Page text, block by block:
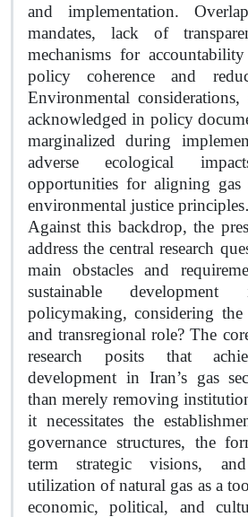
and implementation.
mandates, lack of
mechanisms for
policy coherence and
Environmental
acknowledged in policy
marginalized during
adverse ecological
opportunities for aligning gas
environmental justice principles.
Against this backdrop, the
address the central research
main obstacles and
sustainable
policymaking, considering the
and transregional role? The
research posits that
development in Iran’s gas
than merely removing
it necessitates the
governance structures, the
term strategic visions,
utilization of natural gas as a
economic, political, and